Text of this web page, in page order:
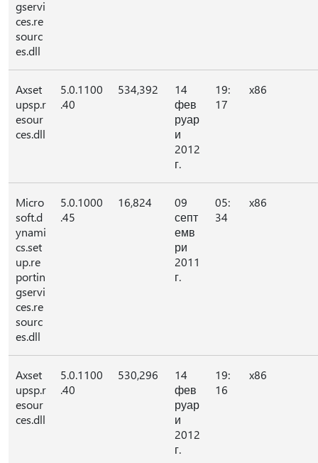
gservi
ces.re
sourc
es.dll
Axset
upsp.r
esour
ces.dll
5.0.1100
.40
534,392
14
фев
руар
и
2012
г.
19:
17
x86
Micro
soft.d
ynami
cs.set
up.re
portin
gservi
ces.re
sourc
es.dll
5.0.1000
.45
16,824
09
септ
емв
ри
2011
г.
05:
34
x86
Axset
upsp.r
esour
ces.dll
5.0.1100
.40
530,296
14
фев
руар
и
2012
г.
19:
16
x86